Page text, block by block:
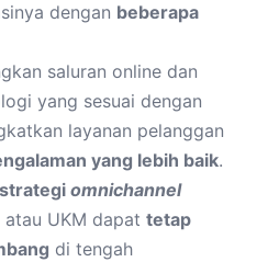
dengan beberapa
saluran online dan
yang sesuai dengan
layanan pelanggan
yang lebih baik.
strategi omnichannel
atau UKM dapat tetap
di tengah